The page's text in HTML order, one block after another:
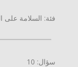
فئة: السلامة على
سؤال: 10